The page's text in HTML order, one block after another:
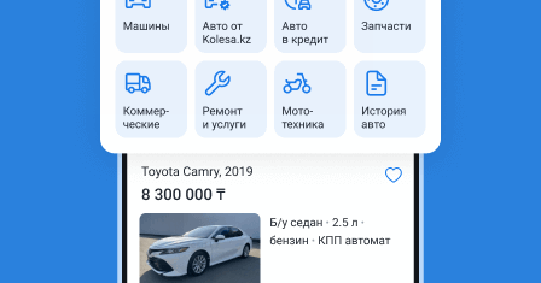
Алматы, Алматинская
область
Б/y
Подходит на авто
Toyota Avensis
2006 - 2009 2 поколение рестайлинг (T25), 2002 - 2006 2
поколение (T25), 2000 - 2003 1 поколение рестайлинг (T22)